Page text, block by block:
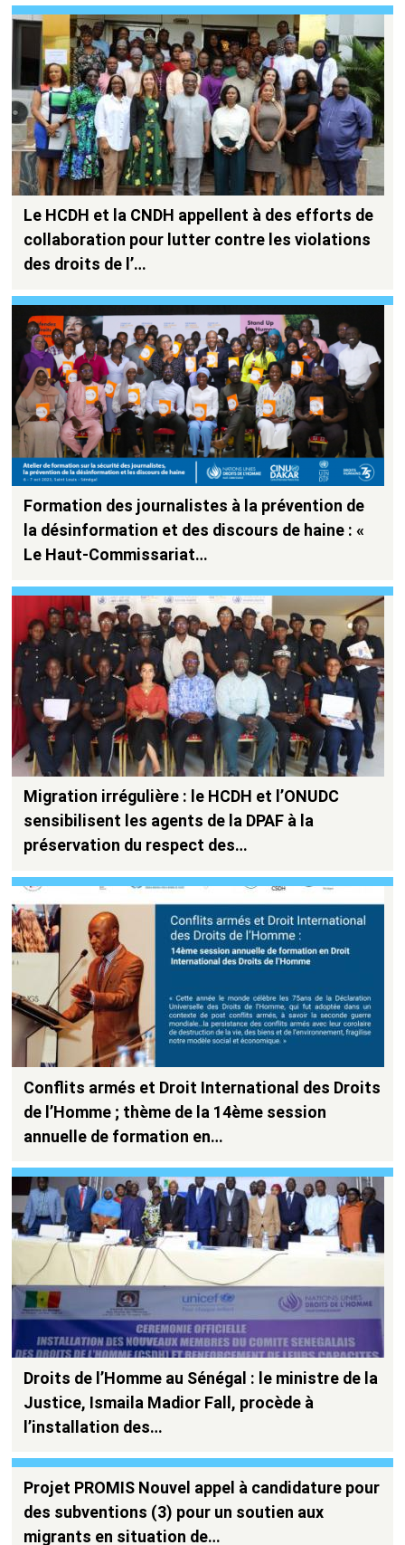
Le HCDH et la CNDH appellent à des efforts de
collaboration pour lutter contre les violations
des droits de l’…
Formation des journalistes à la prévention de
la désinformation et des discours de haine : «
Le Haut-Commissariat…
Migration irrégulière : le HCDH et l’ONUDC
sensibilisent les agents de la DPAF à la
préservation du respect des…
Conflits armés et Droit International des Droits
de l’Homme ; thème de la 14ème session
annuelle de formation en…
Droits de l’Homme au Sénégal : le ministre de la
Justice, Ismaila Madior Fall, procède à
l’installation des…
Projet PROMIS Nouvel appel à candidature pour
des subventions (3) pour un soutien aux
migrants en situation de…